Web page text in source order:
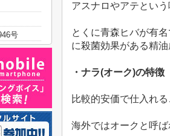
アスナロやアテとい
とくに青森ヒバが有
に殺菌効果がある精
・ナラ(オーク)の特徴
比較的安価で仕入れる
海外ではオークと呼ば
号